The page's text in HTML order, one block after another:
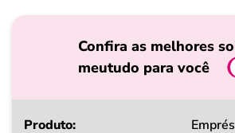
Confira as melhores
meutudo para você
Produto